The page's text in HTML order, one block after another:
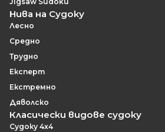
Нива на Судоку
Лесно
Средно
Трудно
Експерт
Екстремно
Дяволско
Класически видове судоку
Судоку 4x4